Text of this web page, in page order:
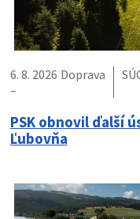
6. 8. 2026
–
Doprava
PSK obnovil ďalší
Ľubovňa